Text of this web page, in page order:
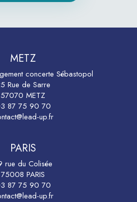
METZ
concerte Sébastopol
Rue de Sarre
57070 METZ
87 75 90 70
up.fr
PARIS
rue du Colisée
75008 PARIS
87 75 90 70
up.fr